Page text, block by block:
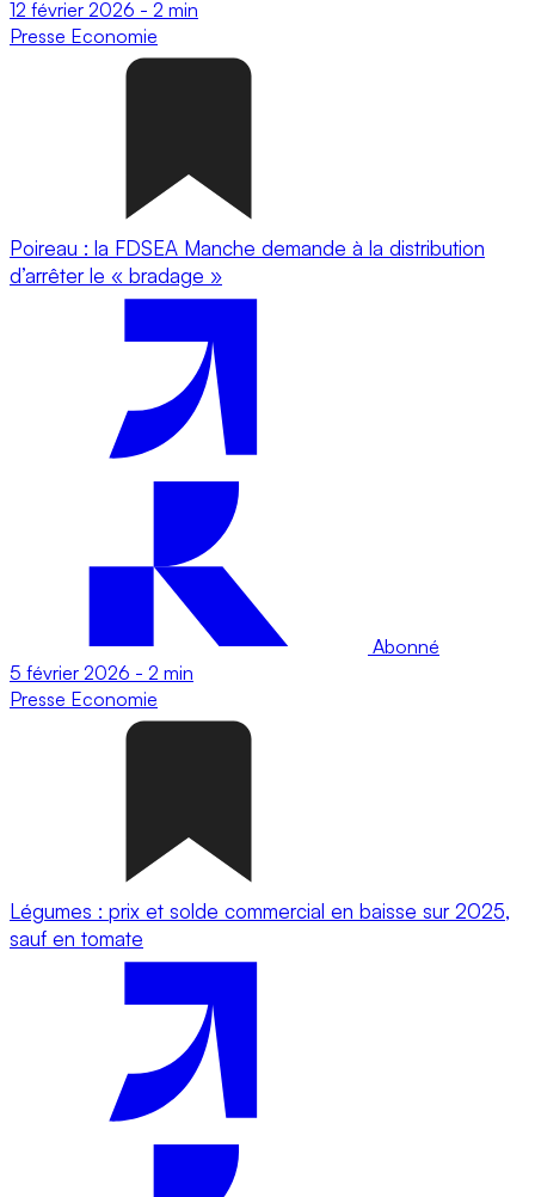
12 février 2026 - 2 min
Presse Economie
Poireau : la FDSEA Manche demande à la distribution
d’arrêter le « bradage »
Abonné
5 février 2026 - 2 min
Presse Economie
Légumes : prix et solde commercial en baisse sur 2025,
sauf en tomate